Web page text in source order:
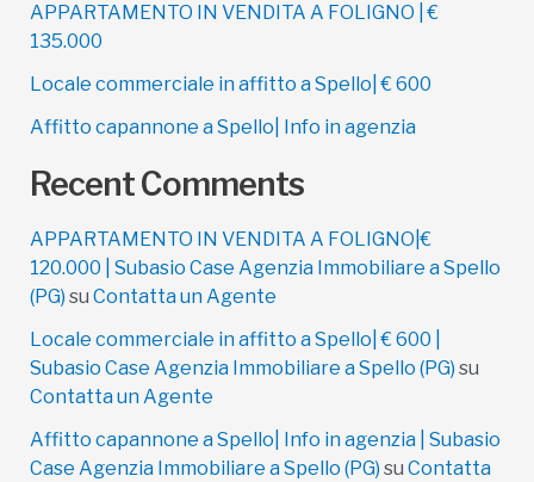
APPARTAMENTO IN VENDITA A FOLIGNO | €
135.000
Locale commerciale in affitto a Spello| € 600
Affitto capannone a Spello| Info in agenzia
Recent Comments
APPARTAMENTO IN VENDITA A FOLIGNO|€
120.000 | Subasio Case Agenzia Immobiliare a Spello
(PG) su Contatta un Agente
Locale commerciale in affitto a Spello| € 600 |
Subasio Case Agenzia Immobiliare a Spello (PG) su
Contatta un Agente
Affitto capannone a Spello| Info in agenzia | Subasio
Case Agenzia Immobiliare a Spello (PG) su Contatta